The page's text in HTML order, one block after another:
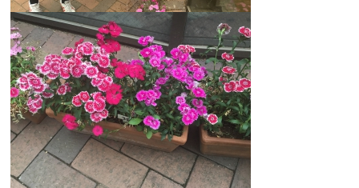
芸術教育 課外授業
図書館教育 ICT機器の活用
学校生活
吉祥の一日 年間行事
委員会活動・部活動 学校生活Q&A